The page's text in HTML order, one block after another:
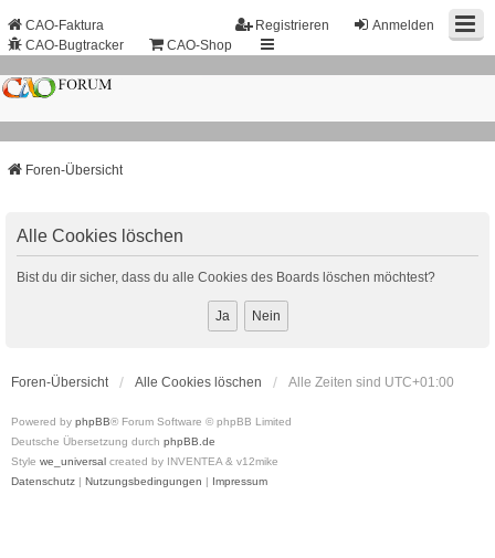
Anmelden
Registrieren
CAO-Faktura
CAO-Bugtracker
CAO-Shop
Foren-Übersicht
Alle Cookies löschen
Bist du dir sicher, dass du alle Cookies des Boards löschen möchtest?
Foren-Übersicht Alle Cookies löschen Alle Zeiten sind UTC+01:00
Powered by phpBB® Forum Software © phpBB Limited
Deutsche Übersetzung durch phpBB.de
Style we_universal created by INVENTEA & v12mike
Datenschutz | Nutzungsbedingungen | Impressum